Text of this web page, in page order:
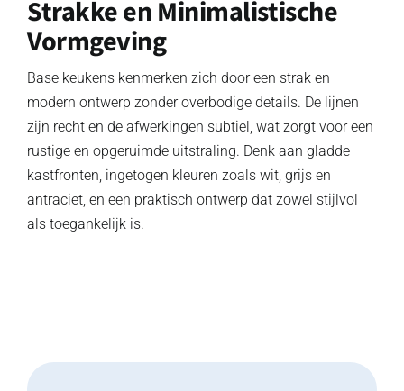
Strakke en Minimalistische
Vormgeving
Base keukens kenmerken zich door een strak en
modern ontwerp zonder overbodige details. De lijnen
zijn recht en de afwerkingen subtiel, wat zorgt voor een
rustige en opgeruimde uitstraling. Denk aan gladde
kastfronten, ingetogen kleuren zoals wit, grijs en
antraciet, en een praktisch ontwerp dat zowel stijlvol
als toegankelijk is.